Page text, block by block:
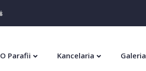
O Parafii Kancelaria Galeria